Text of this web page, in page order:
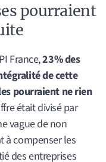
pourraient
France,23% des
de cette
pourraient ne rien
était divisé par
vague de non
à compenser les
des entreprises